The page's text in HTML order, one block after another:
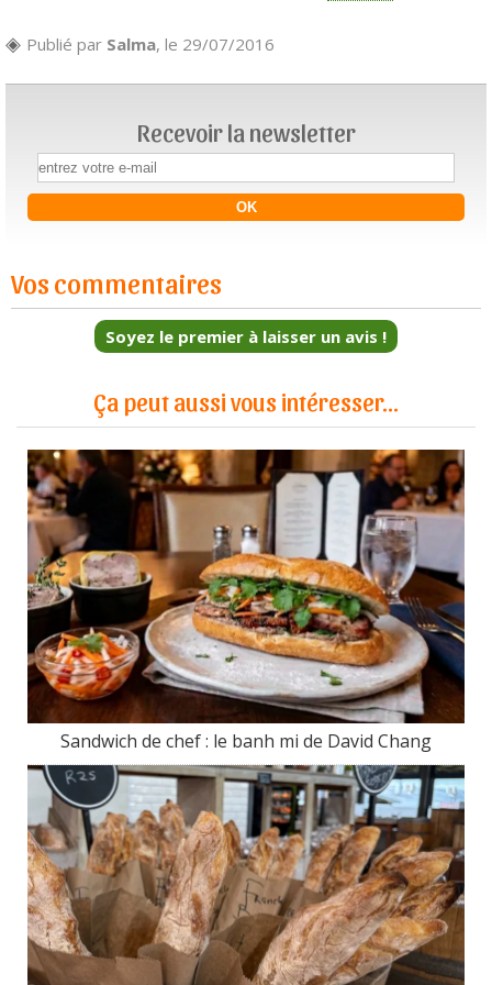
Publié par Salma, le 29/07/2016
Recevoir la newsletter
Vos commentaires
Soyez le premier à laisser un avis !
Ça peut aussi vous intéresser...
Sandwich de chef : le banh mi de David Chang